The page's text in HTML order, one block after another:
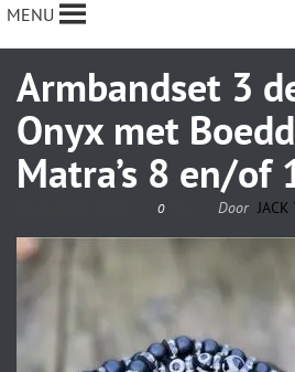
MENU
Armbandset 3
Onyx met
Matra’s 8 en/of
0 Door JACK